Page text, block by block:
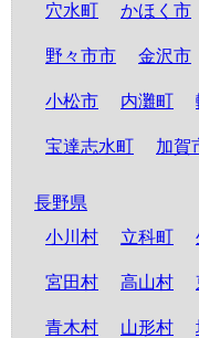
穴水町
かほく市
野々市市 金沢市
小松市 内灘町
宝達志水町 加賀
長野県
小川村
立科町
宮田村 高山村
青木村 山形村